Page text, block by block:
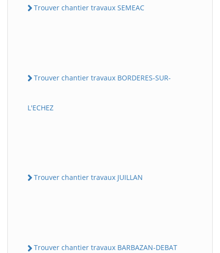
Trouver chantier travaux SEMEAC
Trouver chantier travaux BORDERES-SUR-
L'ECHEZ
Trouver chantier travaux JUILLAN
Trouver chantier travaux BARBAZAN-DEBAT